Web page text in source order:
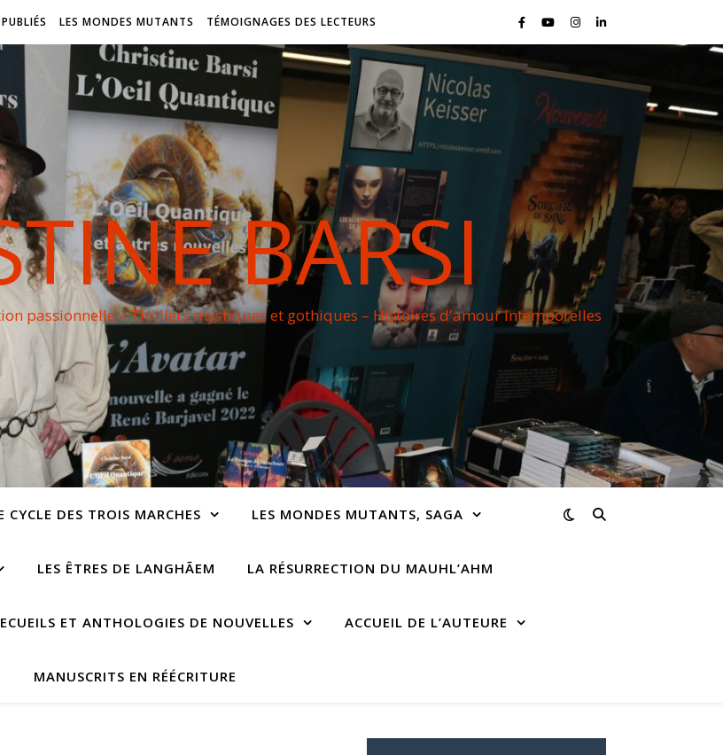
LES MONDES MUTANTS TÉMOIGNAGES DES LECTEURS
BARSI
passionnelle – Thrillers mystiques et gothiques – Histoires d'amour intemporelles
CYCLE DES TROIS MARCHES LES MONDES MUTANTS, SAGA
LES ÊTRES DE LANGHÃEM LA RÉSURRECTION DU MAUHL’AHM
ET ANTHOLOGIES DE NOUVELLES ACCUEIL DE L’AUTEURE
MANUSCRITS EN RÉÉCRITURE